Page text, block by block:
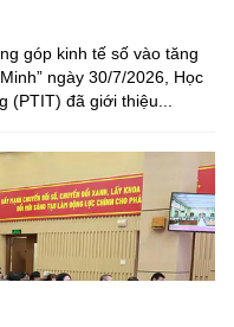
góp kinh tế số vào tăng
ngày 30/7/2026, Học
(PTIT) đã giới thiệu...